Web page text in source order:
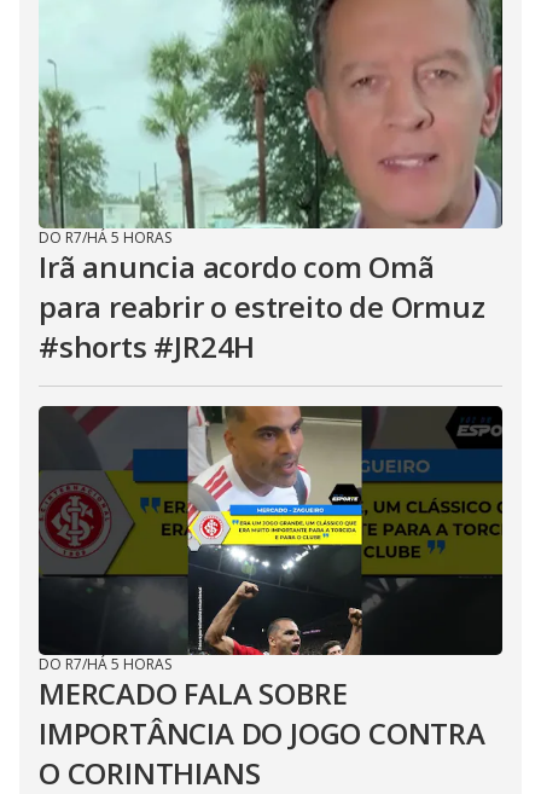
DO R7/HÁ 5 HORAS
Irã anuncia acordo com Omã
para reabrir o estreito de Ormuz
#shorts #JR24H
DO R7/HÁ 5 HORAS
MERCADO FALA SOBRE
IMPORTÂNCIA DO JOGO CONTRA
O CORINTHIANS